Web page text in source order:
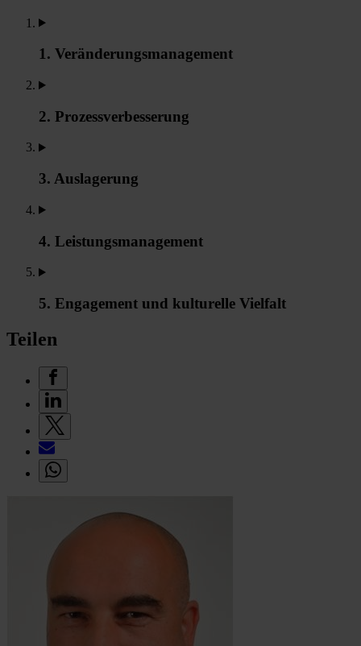
1. Veränderungsmanagement
2. Prozessverbesserung
3. Auslagerung
4. Leistungsmanagement
5. Engagement und kulturelle Vielfalt
Teilen